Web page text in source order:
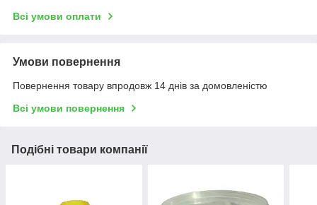
Всі умови оплати
Умови повернення
Повернення товару впродовж 14 днів за домовленістю
Всі умови повернення
Подібні товари компанії